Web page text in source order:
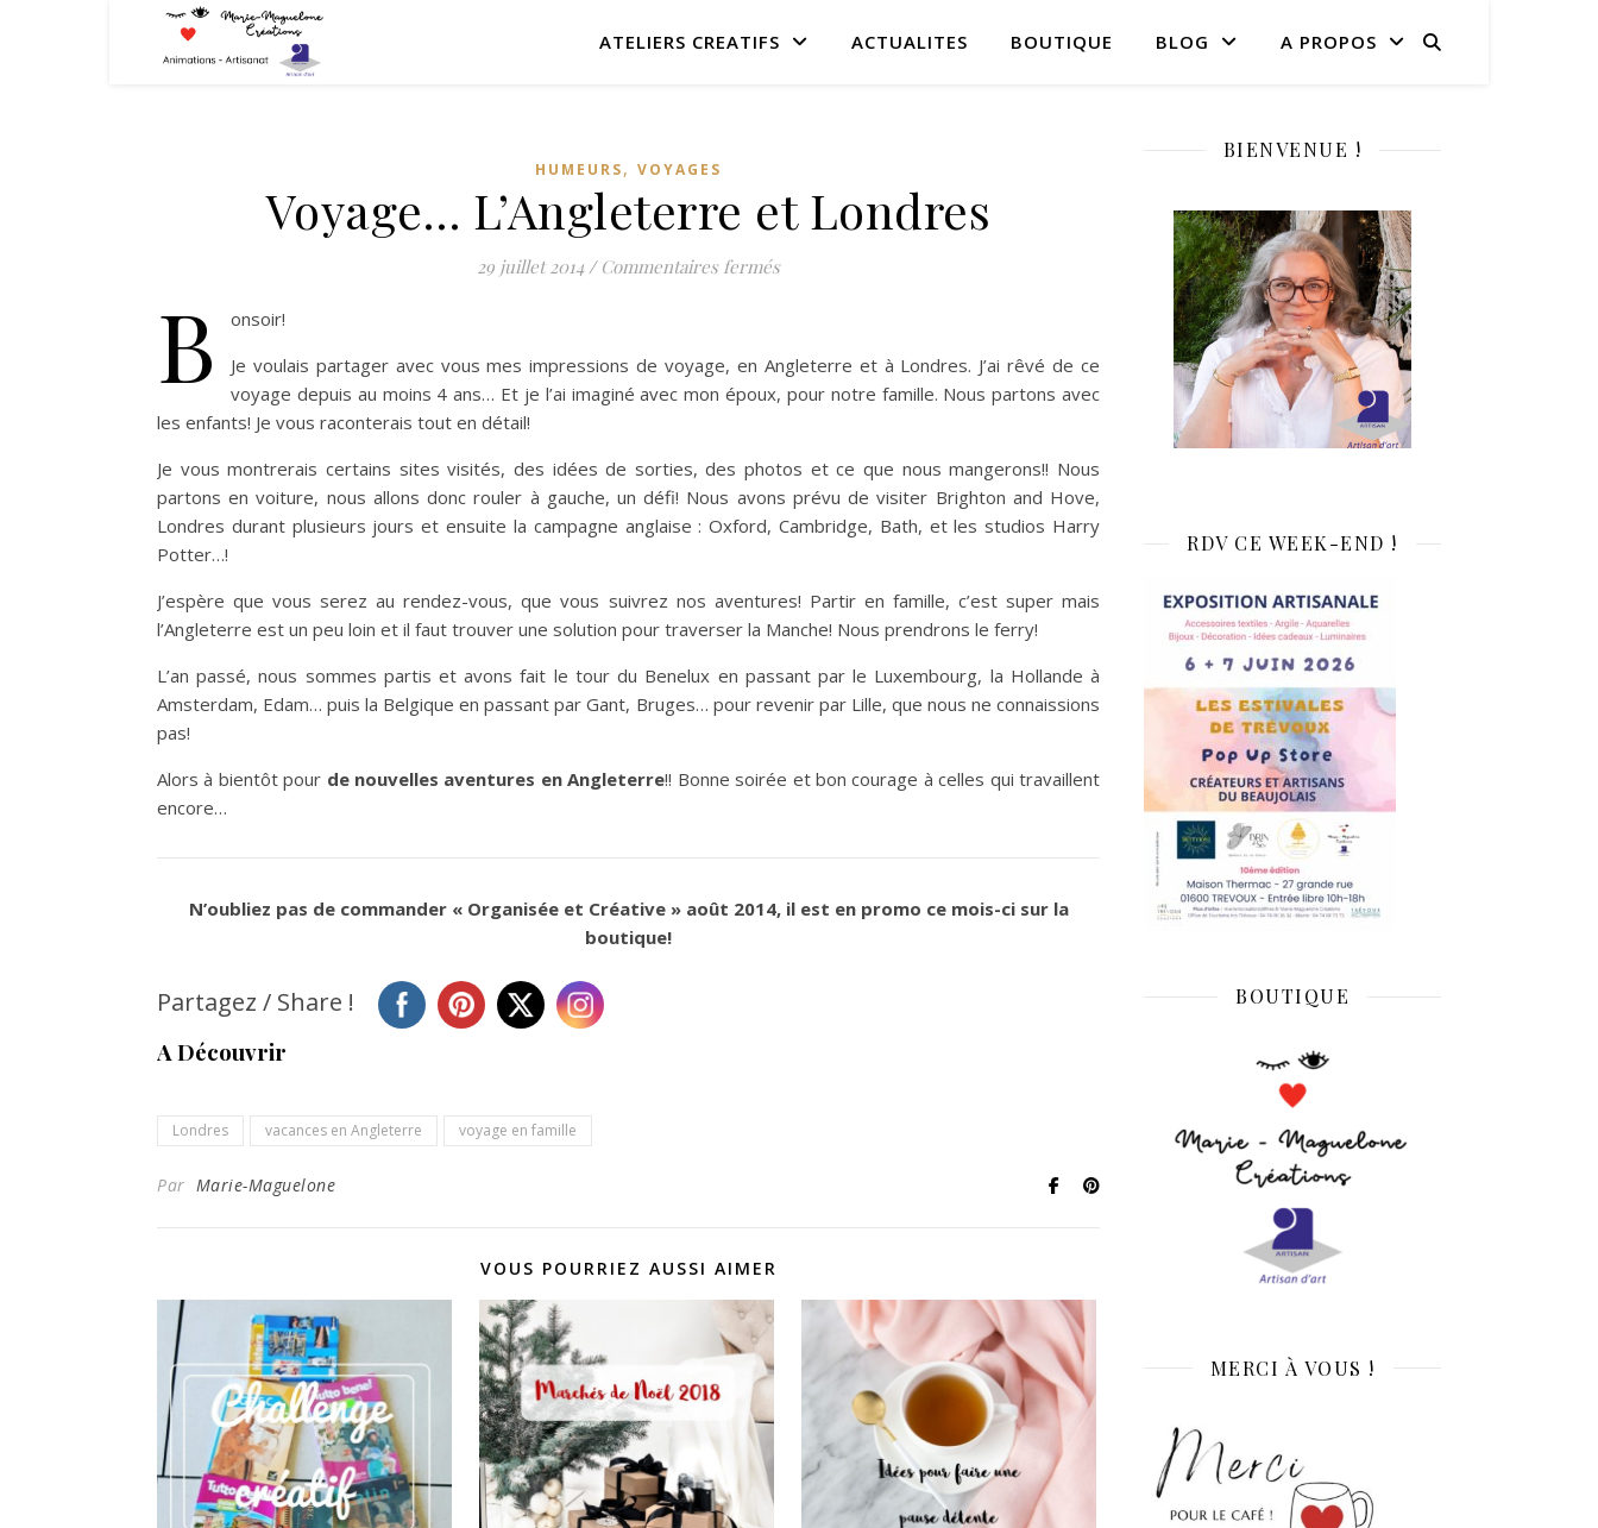
ATELIERS CREATIFS ACTUALITES BOUTIQUE BLOG A PROPOS
HUMEURS, VOYAGES
Voyage… L’Angleterre et Londres
29 juillet 2014 / Commentaires ferméssur Voyage… L’Angleterre et Londres
B
onsoir!
Je voulais partager avec vous mes impressions de voyage, en Angleterre et à Londres. J’ai rêvé de ce
voyage depuis au moins 4 ans… Et je l’ai imaginé avec mon époux, pour notre famille. Nous partons avec
les enfants! Je vous raconterais tout en détail!
Je vous montrerais certains sites visités, des idées de sorties, des photos et ce que nous mangerons!! Nous
partons en voiture, nous allons donc rouler à gauche, un défi! Nous avons prévu de visiter Brighton and Hove,
Londres durant plusieurs jours et ensuite la campagne anglaise : Oxford, Cambridge, Bath, et les studios Harry
Potter…!
J’espère que vous serez au rendez-vous, que vous suivrez nos aventures! Partir en famille, c’est super mais
l’Angleterre est un peu loin et il faut trouver une solution pour traverser la Manche! Nous prendrons le ferry!
L’an passé, nous sommes partis et avons fait le tour du Benelux en passant par le Luxembourg, la Hollande à
Amsterdam, Edam… puis la Belgique en passant par Gant, Bruges… pour revenir par Lille, que nous ne connaissions
pas!
Alors à bientôt pour de nouvelles aventures en Angleterre!! Bonne soirée et bon courage à celles qui travaillent
encore…
N’oubliez pas de commander « Organisée et Créative » août 2014, il est en promo ce mois-ci sur la
boutique!
Partagez / Share !
A Découvrir
Londres vacances en Angleterre voyage en famille
Par Marie-Maguelone
VOUS POURRIEZ AUSSI AIMER
BIENVENUE !
RDV CE WEEK-END !
BOUTIQUE
MERCI À VOUS !